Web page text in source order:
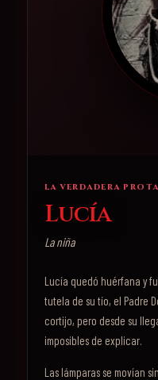
LA VERDADERA
Lucía
La niña
Lucía quedó huérfana y
tutela de su tío, el Padre
cortijo, pero desde su
imposibles de explicar.
Las lámparas se movían